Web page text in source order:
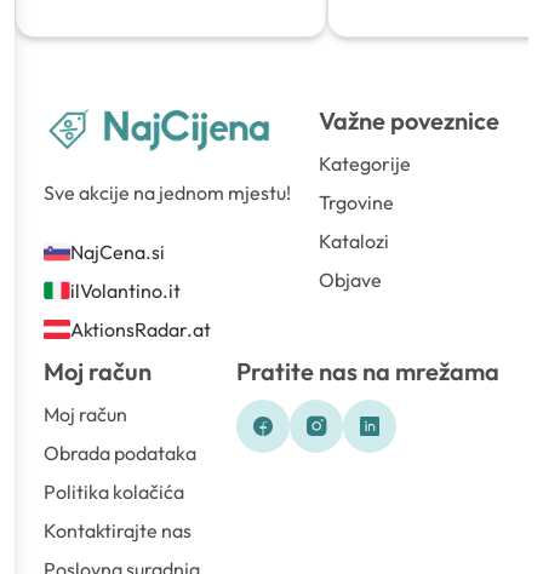
Sve akcije na jednom mjestu!
NajCena.si
ilVolantino.it
AktionsRadar.at
Važne poveznice
Kategorije
Trgovine
Katalozi
Objave
Moj račun
Moj račun
Obrada podataka
Politika kolačića
Kontaktirajte nas
Poslovna suradnja
Pratite nas na mrežama